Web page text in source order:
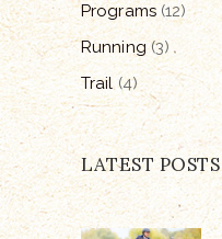
Programs(12)
Running(3)
Trail(4)
LATEST POSTS